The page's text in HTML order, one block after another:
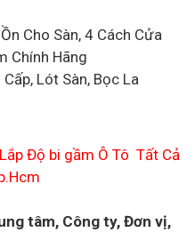
Cho Sàn, 4 Cách Cửa
Chính Hãng
Lót Sàn, Bọc La
Độ bi gầm Ô Tô Tất Cả
tâm, Công ty, Đơn vị,